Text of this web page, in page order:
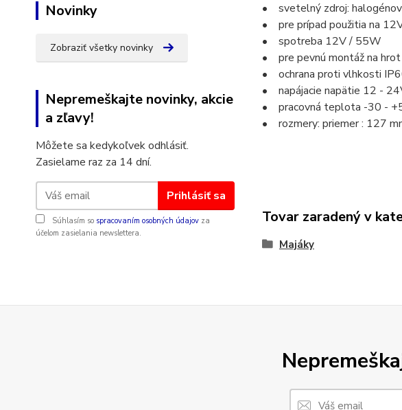
Novinky
Zobraziť všetky novinky
Nepremeškajte novinky, akcie
a zľavy!
Môžete sa kedykoľvek odhlásiť.
Zasielame raz za 14 dní.
Prihlásiť sa
Súhlasím so spracovaním osobných údajov za
účelom zasielania newslettera.
• svetelný zdroj:
• pre prípad použitia na
• spotreba 12V / 55W
• pre pevnú montáž na hrot
• ochrana proti vlhkosti
• napájacie napätie 12 -
• pracovná teplota -30 -
• rozmery: priemer : 127
Tovar zaradený v
Majáky